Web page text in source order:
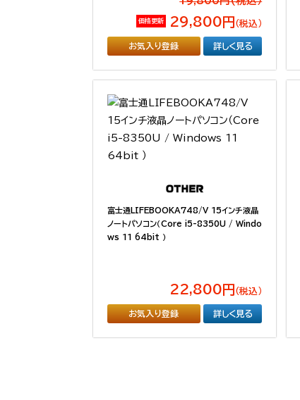
価格更新 29,800円 （税込）
お気入り登録 詳しく見る
富士通LIFEBOOKA748/V 15インチ液晶
ノートパソコン（Core i5-8350U / Windo
ws 11 64bit ）
22,800円 （税込）
お気入り登録 詳しく見る